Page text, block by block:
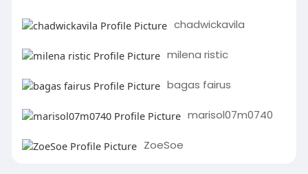
chadwickavila
milena ristic
bagas fairus
marisol07m0740
ZoeSoe